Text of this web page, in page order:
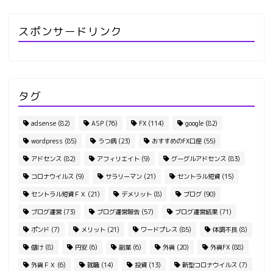
スポンサードリンク
タグ
adsense (82) ASP (76) FX (114) google (82)
wordpress (85) うつ病 (23) おすすめのFX口座 (55)
アドセンス (82) アフィリエイト (9) グーグルアドセンス (83)
コロナウイルス (9) サラリーマン (21) セントラル短資 (15)
セントラル短資ＦＸ (21) デメリット (8) ブログ (90)
ブログ運営(73) ブログ運営報告 (57) ブログ運営結果 (71)
ポンド (7) メリット (21) ワードプレス (85) 体調不良 (8)
儲け (8) 円安 (6) 副業 (6) 外貨 (20) 外貨FX (88)
外貨ＦＸ (6) 就職 (14) 投資 (13) 新型コロナウイルス (7)